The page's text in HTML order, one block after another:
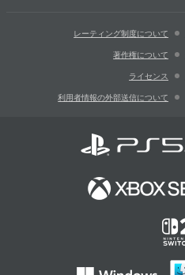
レーティング制度について
著作権について
ライセンス
利用者情報の外部送信について